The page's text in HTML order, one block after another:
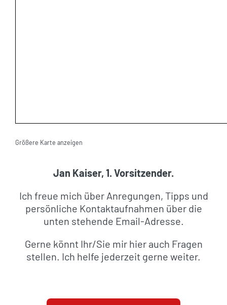
Größere Karte anzeigen
Jan Kaiser, 1. Vorsitzender.
Ich freue mich über Anregungen, Tipps und
persönliche Kontaktaufnahmen über die
unten stehende Email-Adresse.
Gerne könnt Ihr/Sie mir hier auch Fragen
stellen. Ich helfe jederzeit gerne weiter.